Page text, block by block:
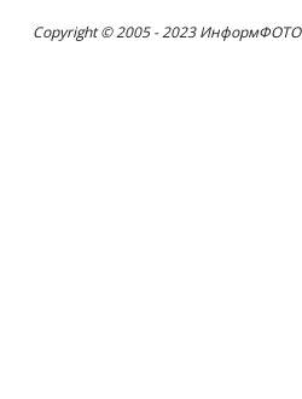
Copyright © 2005 - 2023 ИнформФОТО